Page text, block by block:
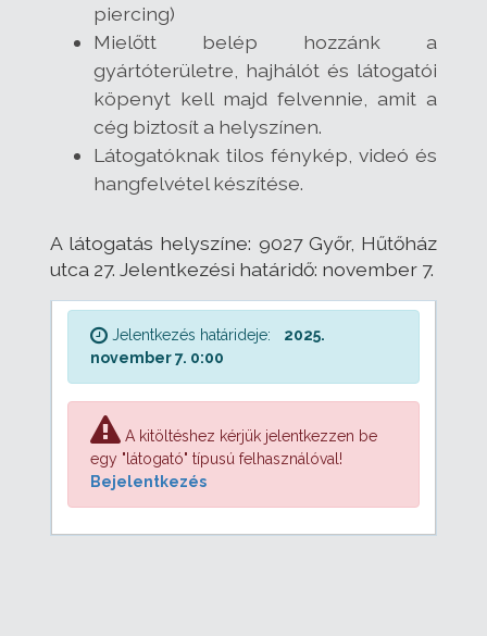
piercing)
Mielőtt belép hozzánk a
gyártóterületre, hajhálót és látogatói
köpenyt kell majd felvennie, amit a
cég biztosít a helyszínen.
Látogatóknak tilos fénykép, videó és
hangfelvétel készítése.
A látogatás helyszíne: 9027 Győr, Hűtőház
utca 27. Jelentkezési határidő: november 7.
Jelentkezés határideje:
2025.
november 7. 0:00
A kitöltéshez kérjük jelentkezzen be
egy "látogató" típusú felhasználóval!
Bejelentkezés